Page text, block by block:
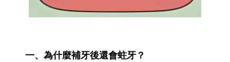
一、為什麼補牙後還會蛀牙？